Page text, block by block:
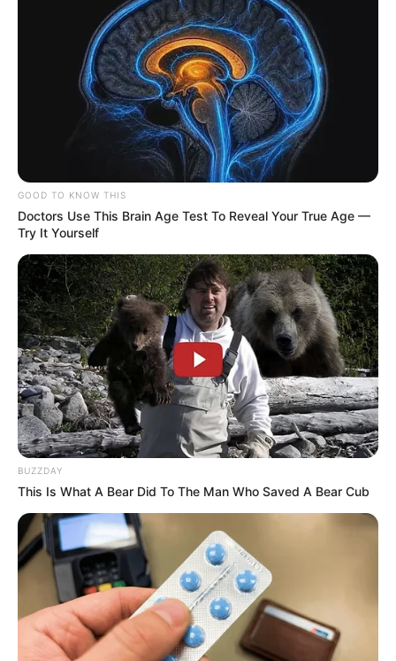
GOOD TO KNOW THIS
Doctors Use This Brain Age Test To Reveal Your True Age —
Try It Yourself
BUZZDAY
This Is What A Bear Did To The Man Who Saved A Bear Cub